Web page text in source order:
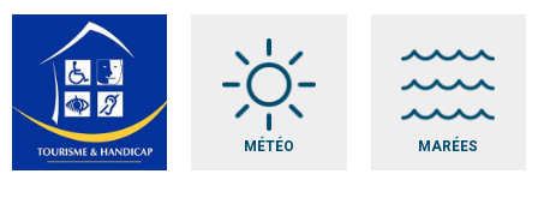
MÉTÉO MARÉES